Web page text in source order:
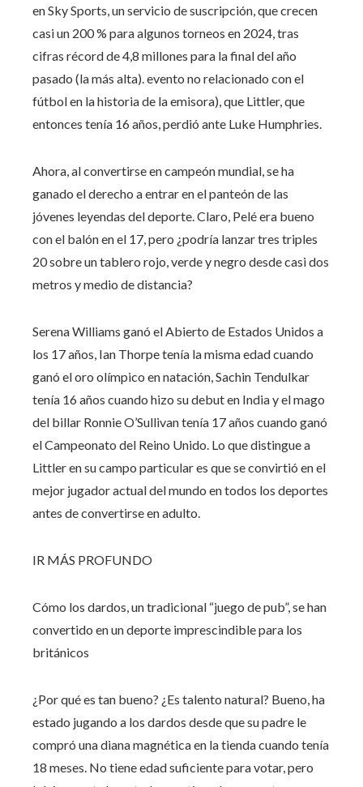
en Sky Sports, un servicio de suscripción, que crecen
casi un 200 % para algunos torneos en 2024, tras
cifras récord de 4,8 millones para la final del año
pasado (la más alta). evento no relacionado con el
fútbol en la historia de la emisora), que Littler, que
entonces tenía 16 años, perdió ante Luke Humphries.
Ahora, al convertirse en campeón mundial, se ha
ganado el derecho a entrar en el panteón de las
jóvenes leyendas del deporte. Claro, Pelé era bueno
con el balón en el 17, pero ¿podría lanzar tres triples
20 sobre un tablero rojo, verde y negro desde casi dos
metros y medio de distancia?
Serena Williams ganó el Abierto de Estados Unidos a
los 17 años, Ian Thorpe tenía la misma edad cuando
ganó el oro olímpico en natación, Sachin Tendulkar
tenía 16 años cuando hizo su debut en India y el mago
del billar Ronnie O’Sullivan tenía 17 años cuando ganó
el Campeonato del Reino Unido. Lo que distingue a
Littler en su campo particular es que se convirtió en el
mejor jugador actual del mundo en todos los deportes
antes de convertirse en adulto.
IR MÁS PROFUNDO
Cómo los dardos, un tradicional “juego de pub”, se han
convertido en un deporte imprescindible para los
británicos
¿Por qué es tan bueno? ¿Es talento natural? Bueno, ha
estado jugando a los dardos desde que su padre le
compró una diana magnética en la tienda cuando tenía
18 meses. No tiene edad suficiente para votar, pero